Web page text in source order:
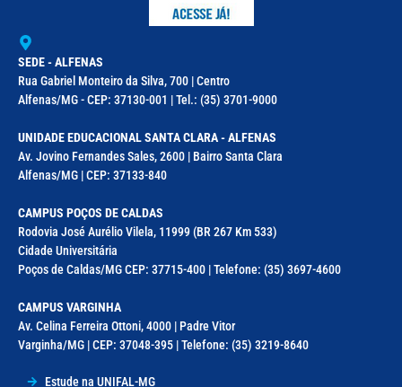
SEDE - ALFENAS
Rua Gabriel Monteiro da Silva, 700 | Centro
Alfenas/MG - CEP: 37130-001 | Tel.: (35) 3701-9000
UNIDADE EDUCACIONAL SANTA CLARA - ALFENAS
Av. Jovino Fernandes Sales, 2600 | Bairro Santa Clara
Alfenas/MG | CEP: 37133-840
CAMPUS POÇOS DE CALDAS
Rodovia José Aurélio Vilela, 11999 (BR 267 Km 533)
Cidade Universitária
Poços de Caldas/MG CEP: 37715-400 | Telefone: (35) 3697-4600
CAMPUS VARGINHA
Av. Celina Ferreira Ottoni, 4000 | Padre Vitor
Varginha/MG | CEP: 37048-395 | Telefone: (35) 3219-8640
Estude na UNIFAL-MG